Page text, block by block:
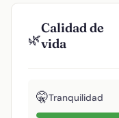
🌿
Calidad de
vida
🤫Tranquilidad